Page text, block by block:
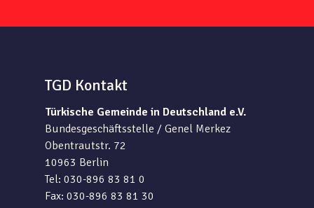
TGD Kontakt
Türkische Gemeinde in Deutschland e.V.
Bundesgeschäftsstelle / Genel Merkez
Obentrautstr. 72
10963 Berlin
Tel: 030-896 83 81 0
Fax: 030-896 83 81 30